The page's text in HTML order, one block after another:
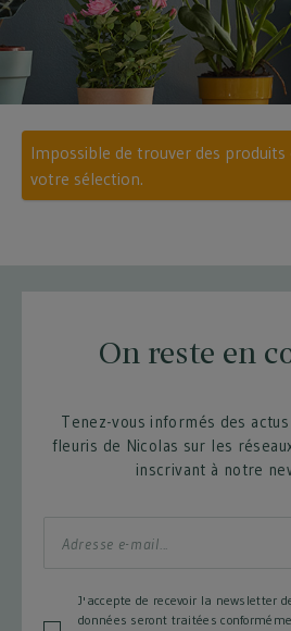
Impossible de trouver des
votre sélection.
On reste en
Tenez-vous informés des
fleuris de Nicolas sur les
inscrivant à notre
J'accepte de recevoir la newsletter
données seront traitées
COMMANDE
profitez de -10% sur tout